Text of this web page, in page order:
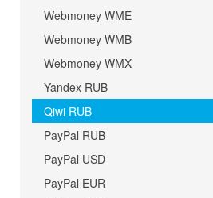
Webmoney WME
Webmoney WMB
Webmoney WMX
Yandex RUB
Qiwi RUB
PayPal RUB
PayPal USD
PayPal EUR